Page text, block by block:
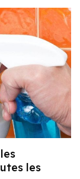
les